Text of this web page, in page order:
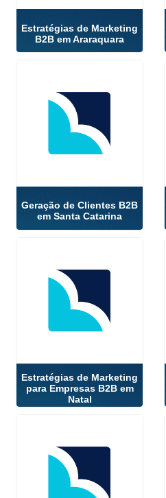
Estratégias de Marketing
B2B em Araraquara
Geração de Clientes B2B
em Santa Catarina
Estratégias de Marketing
para Empresas B2B em
Natal